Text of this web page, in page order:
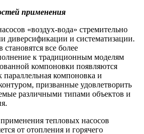
применения
«воздух-вода» стремительно
диверсификации и систематизации.
все более
к традиционным моделям
компоновки появляются
компоновка и
призванные удовлетворить
различными типами объектов и
тепловых насосов
от отопления и горячего